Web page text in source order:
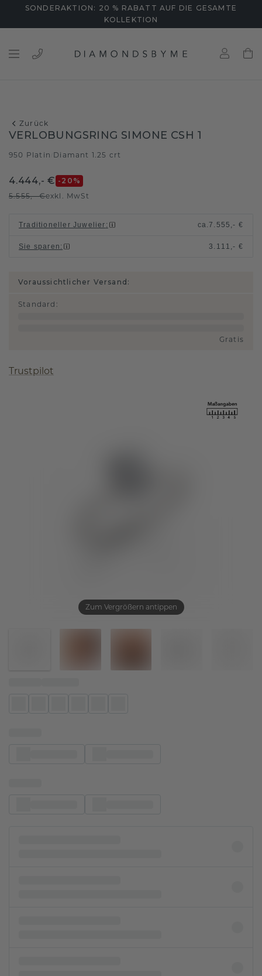
SONDERAKTION: 20 % RABATT AUF DIE GESAMTE
KOLLEKTION
Zurück
Zum Vergrößern antippen
VERLOBUNGSRING SIMONE CSH 1
950 Platin Diamant 1.25 crt
4.444,- € -20 %
5.555,- €exkl. MwSt
Traditioneller Juwelier : ca.7.555,- €
Sie sparen : 3.111,- €
Voraussichtlicher Versand:
Standard :
Gratis
Trustpilot